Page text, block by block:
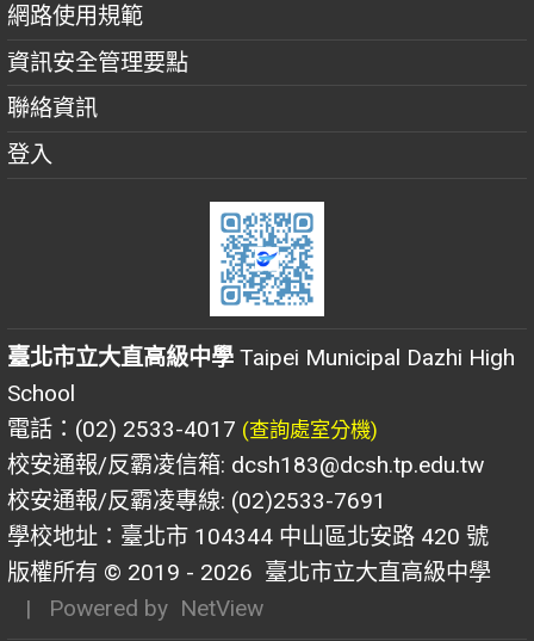
網路使用規範
資訊安全管理要點
聯絡資訊
登入
臺北市立大直高級中學 Taipei Municipal Dazhi High
School
電話：(02) 2533-4017 (查詢處室分機)
校安通報/反霸凌信箱: dcsh183@dcsh.tp.edu.tw
校安通報/反霸凌專線: (02)2533-7691
學校地址：臺北市 104344 中山區北安路 420 號
版權所有 © 2019 - 2026 臺北市立大直高級中學
| Powered by NetView